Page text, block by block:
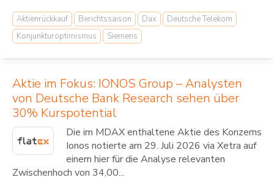
Aktienrückkauf Berichtssaison Dax
Deutsche Telekom
Konjunkturoptimismus
Siemens
Aktie im Fokus: IONOS Group – Analysten
von Deutsche Bank Research sehen über
30% Kurspotential
Die im MDAX enthaltene Aktie des Konzerns
Ionos notierte am 29. Juli 2026 via Xetra auf
einem hier für die Analyse relevanten
Zwischenhoch von 34,00...